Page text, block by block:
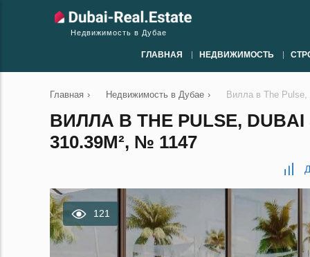
Недвижимость в Дубае
ГЛАВНАЯ НЕДВИЖИМОСТЬ
Главная › Недвижимость в Дубае › Вилла в The Pulse,
ВИЛЛА В THE PULSE,
310.39М², № 1147
121